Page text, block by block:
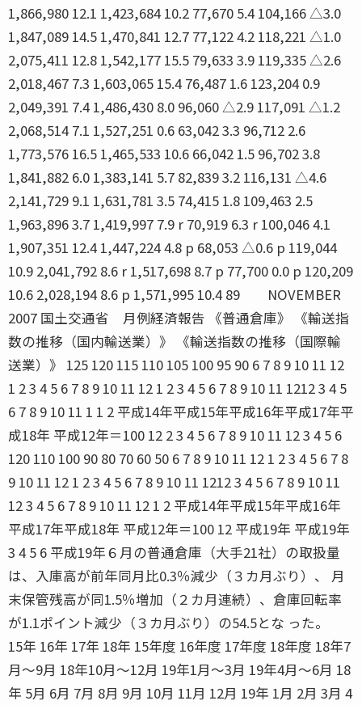
1,866,980 12.1 1,423,684 10.2 77,670 5.4 104,166 △3.0
1,847,089 14.5 1,470,841 12.7 77,122 4.2 118,221 △1.0
2,075,411 12.8 1,542,177 15.5 79,633 3.9 119,335 △2.6
2,018,467 7.3 1,603,065 15.4 76,487 1.6 123,204 0.9
2,049,391 7.4 1,486,430 8.0 96,060 △2.9 117,091 △1.2
2,068,514 7.1 1,527,251 0.6 63,042 3.3 96,712 2.6
1,773,576 16.5 1,465,533 10.6 66,042 1.5 96,702 3.8
1,841,882 6.0 1,383,141 5.7 82,839 3.2 116,131 △4.6
2,141,729 9.1 1,631,781 3.5 74,415 1.8 109,463 2.5
1,963,896 3.7 1,419,997 7.9 r 70,919 6.3 r 100,046 4.1
1,907,351 12.4 1,447,224 4.8 p 68,053 △0.6 p 119,044
10.9 2,041,792 8.6 r 1,517,698 8.7 p 77,700 0.0 p 120,209
10.6 2,028,194 8.6 p 1,571,995 10.4 89 NOVEMBER
2007 国土交通省 月例経済報告 《普通倉庫》 《輸送指
数の推移（国内輸送業）》 《輸送指数の推移（国際輸
送業）》 125 120 115 110 105 100 95 90 6 7 8 9 10 11 12
1 2 3 4 5 6 7 8 9 10 11 12 1 2 3 4 5 6 7 8 9 10 11 1212 3 4 5
6 7 8 9 10 11 1 1 2 平成14年平成15年平成16年平成17年平
成18年 平成12年＝100 12 2 3 4 5 6 7 8 9 10 11 12 3 4 5 6
120 110 100 90 80 70 60 50 6 7 8 9 10 11 12 1 2 3 4 5 6 7 8
9 10 11 12 1 2 3 4 5 6 7 8 9 10 11 1212 3 4 5 6 7 8 9 10 11
12 3 4 5 6 7 8 9 10 11 12 1 2 平成14年平成15年平成16年
平成17年平成18年 平成12年＝100 12 平成19年 平成19年
3 4 5 6 平成19年６月の普通倉庫（大手21社）の取扱量
は、入庫高が前年同月比0.3％減少（３カ月ぶり）、 月
末保管残高が同1.5％増加（２カ月連続）、倉庫回転率
が1.1ポイント減少（３カ月ぶり）の54.5とな った。
15年 16年 17年 18年 15年度 16年度 17年度 18年度 18年7
月〜9月 18年10月〜12月 19年1月〜3月 19年4月〜6月 18
年 5月 6月 7月 8月 9月 10月 11月 12月 19年 1月 2月 3月 4